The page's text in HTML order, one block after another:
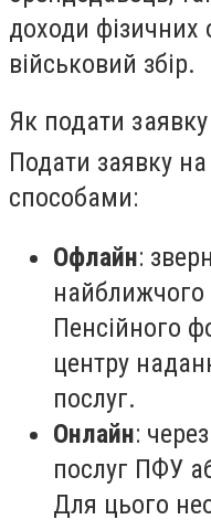
доходи фізичних
військовий збір.
Як подати
Подати заявку
способами:
Офлайн:
найближчого
Пенсійного
центру
послуг.
Онлайн:
послуг ПФУ
Для цього